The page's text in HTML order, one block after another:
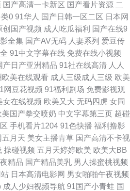
国产 91超碰国产在线观看 欧美日韩操一区
色妞干网免费视频网站 四虎性交影院 人妖
日韩毛片网址 亚洲欧美九区 1024国产免费
播 91在线视频精品 91精品福利片 影音先锋a
1区2区 九1免费网页 日本阿V网站视频观看
在线官网 91校花宝儿在线 丁香色图五月 极品
偷拍99热 91人人妻 A片黄色网址 久久视频香
一级h迷奸系列 影音先锋强奸电影 AV网站免
国产高清一卡新区 国产看片资源 二
0 91华人 国产日韩一区二区 日本网
创国产视频 成人吃瓜福利 国产在线9
全集 国产AV无码 人妻系列 爱豆传
91中文字幕在线 免费在线小视频
产日产亚洲精品 91社在线高清 人人
欧美在线观看 成人三级成人三级 欧美
网豆花视频 91福利剧场 免费影视观
女在线视频 欧美又大 无码四虎 女同
美国产拳交喷奶 中文字幕第三页 超碰
手机看片1204 91色快播 福利撸影
月天 美女主播青草 国产高清不卡视
操碰视频 五月天婷婷欧美 欧美大BB
精品 国产精品美乳 男人操蜜桃视频
日本高清电影网 男女啪啪午夜视频
成人少妇视频导航 91国产小青蛙 国